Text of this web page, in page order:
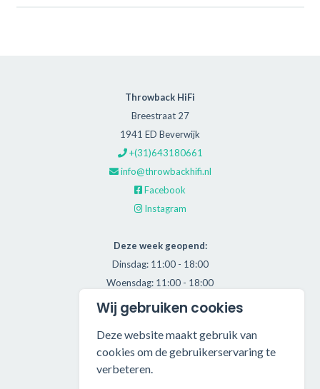
Throwback HiFi
Breestraat 27
1941 ED Beverwijk
+(31)643180661
info@throwbackhifi.nl
Facebook
Instagram
Deze week geopend:
Dinsdag: 11:00 - 18:00
Woensdag: 11:00 - 18:00
Donderdag: 11:00 - 21:00
Vrijdag: 11:00 - 18:00
Zaterdag: 11:00 - 17:00
Alle getoonde prijzen zijn incl. BTW.
Wij gebruiken cookies
Deze website maakt gebruik van
cookies om de gebruikerservaring te
verbeteren.